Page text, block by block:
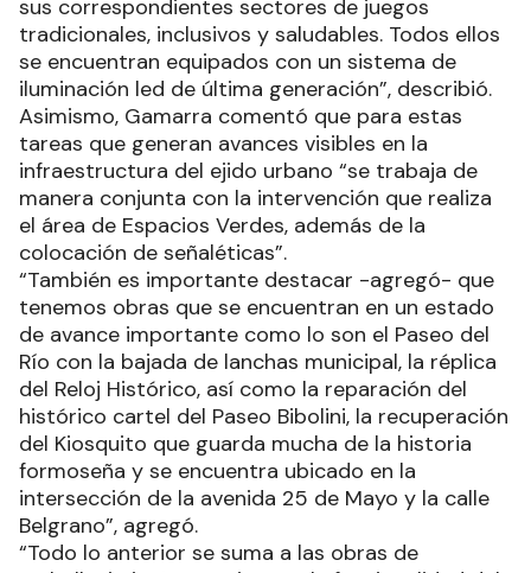
sus correspondientes sectores de juegos
tradicionales, inclusivos y saludables. Todos ellos
se encuentran equipados con un sistema de
iluminación led de última generación”, describió.
Asimismo, Gamarra comentó que para estas
tareas que generan avances visibles en la
infraestructura del ejido urbano “se trabaja de
manera conjunta con la intervención que realiza
el área de Espacios Verdes, además de la
colocación de señaléticas”.
“También es importante destacar -agregó- que
tenemos obras que se encuentran en un estado
de avance importante como lo son el Paseo del
Río con la bajada de lanchas municipal, la réplica
del Reloj Histórico, así como la reparación del
histórico cartel del Paseo Bibolini, la recuperación
del Kiosquito que guarda mucha de la historia
formoseña y se encuentra ubicado en la
intersección de la avenida 25 de Mayo y la calle
Belgrano”, agregó.
“Todo lo anterior se suma a las obras de